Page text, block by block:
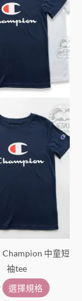
Champion 中童短
袖tee
選擇規格
多
款
式。
可
產
品
頁
面
選
擇
選